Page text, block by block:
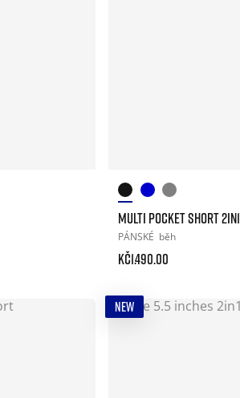
MULTI POCKET SHORT 2IN1
PÁNSKÉ běh
Kč1.490.00
NEW